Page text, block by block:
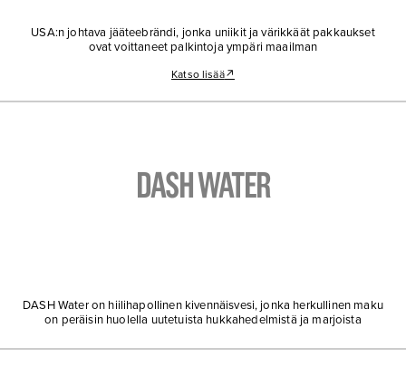
USA:n johtava jääteebrändi, jonka uniikit ja värikkäät pakkaukset
ovat voittaneet palkintoja ympäri maailman
Katso lisää↗
DASH WATER
DASH Water on hiilihapollinen kivennäisvesi, jonka herkullinen maku
on peräisin huolella uutetuista hukkahedelmistä ja marjoista